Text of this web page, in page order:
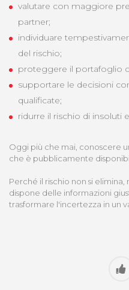
valutare con maggiore
partner;
individuare
del rischio;
proteggere il portafoglio
supportare le decisioni
qualificate;
ridurre il rischio di insoluti
Oggi più che mai, conoscere
che è pubblicamente
Perché il rischio non si elimina,
dispone delle informazioni
trasformare l'incertezza in un